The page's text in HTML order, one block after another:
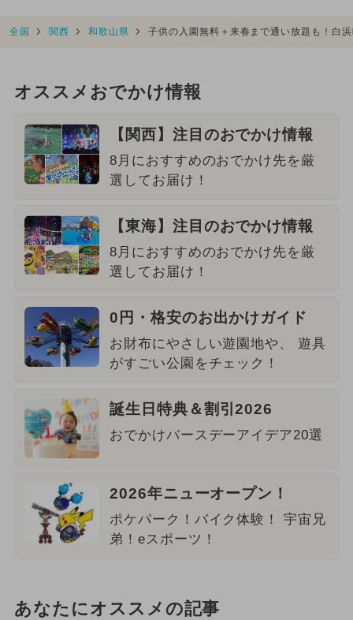
全国 関西 和歌山県 子供の入園無料＋来春まで通い放題も！白
オススメおでかけ情報
【関西】注目のおでかけ情報
8月におすすめのおでかけ先を厳
選してお届け！
【東海】注目のおでかけ情報
8月におすすめのおでかけ先を厳
選してお届け！
0円・格安のお出かけガイド
お財布にやさしい遊園地や、 遊具
がすごい公園をチェック！
誕生日特典＆割引2026
おでかけバースデーアイデア20選
2026年ニューオープン！
ポケパーク！バイク体験！ 宇宙兄
弟！eスポーツ！
あなたにオススメの記事